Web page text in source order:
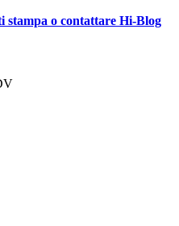
stampa o contattare Hi-Blog